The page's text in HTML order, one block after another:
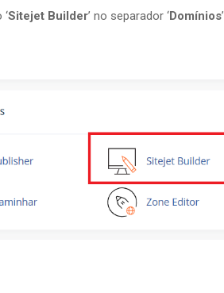
Sitejet Builder’ no separador ‘Domínios’